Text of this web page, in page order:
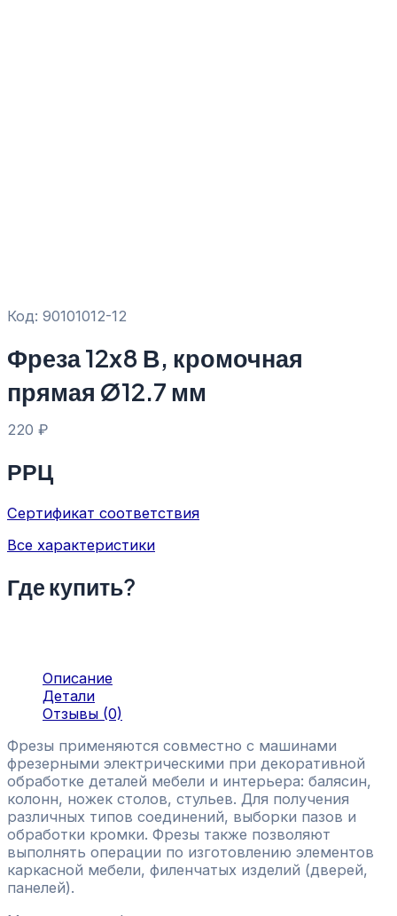
Код: 90101012-12
Фреза 12х8 В, кромочная
прямая Ø12.7 мм
220 ₽
РРЦ
Сертификат соответствия
Все характеристики
Где купить?
Описание
Детали
Отзывы (0)
Фрезы применяются совместно с машинами
фрезерными электрическими при декоративной
обработке деталей мебели и интерьера: балясин,
колонн, ножек столов, стульев. Для получения
различных типов соединений, выборки пазов и
обработки кромки. Фрезы также позволяют
выполнять операции по изготовлению элементов
каркасной мебели, филенчатых изделий (дверей,
панелей).